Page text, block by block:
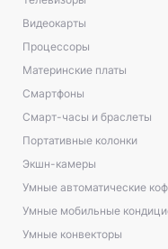
Видеокарты
Процессоры
Материнские платы
Смартфоны
Смарт-часы и браслеты
Портативные колонки
Экшн-камеры
Умные автоматические
Умные мобильные
Умные конвекторы